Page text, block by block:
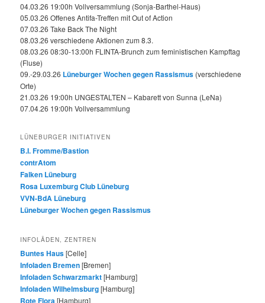
04.03.26 19:00h Vollversammlung (Sonja-Barthel-Haus)
05.03.26 Offenes Antifa-Treffen mit Out of Action
07.03.26 Take Back The Night
08.03.26 verschiedene Aktionen zum 8.3.
08.03.26 08:30-13:00h FLINTA-Brunch zum feministischen Kampftag
(Fluse)
09.-29.03.26 Lüneburger Wochen gegen Rassismus (verschiedene
Orte)
21.03.26 19:00h UNGESTALTEN – Kabarett von Sunna (LeNa)
07.04.26 19:00h Vollversammlung
LÜNEBURGER INITIATIVEN
B.I. Fromme/Bastion
contrAtom
Falken Lüneburg
Rosa Luxemburg Club Lüneburg
VVN-BdA Lüneburg
Lüneburger Wochen gegen Rassismus
INFOLÄDEN, ZENTREN
Buntes Haus[Celle]
Infoladen Bremen[Bremen]
Infoladen Schwarzmarkt[Hamburg]
Infoladen Wilhelmsburg[Hamburg]
Rote Flora[Hamburg]